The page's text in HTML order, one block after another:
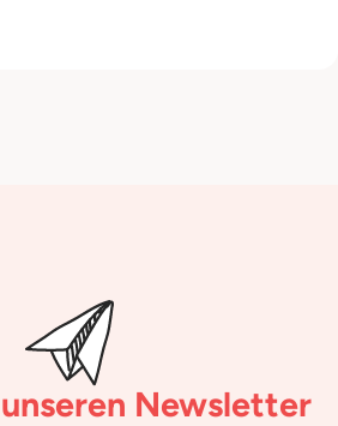
Newsletter